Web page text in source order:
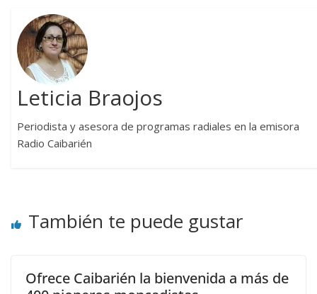
Leticia Braojos
Periodista y asesora de programas radiales en la emisora
Radio Caibarién
También te puede gustar
Ofrece Caibarién la bienvenida a más de